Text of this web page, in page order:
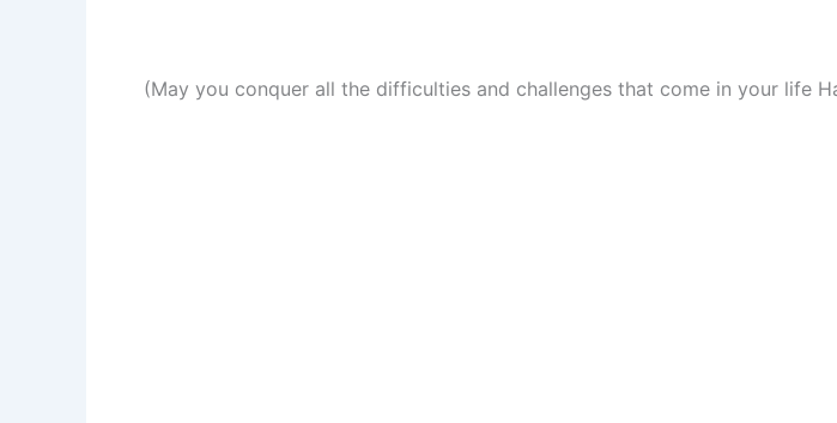
(May you conquer all the difficulties and challenges that come in your life